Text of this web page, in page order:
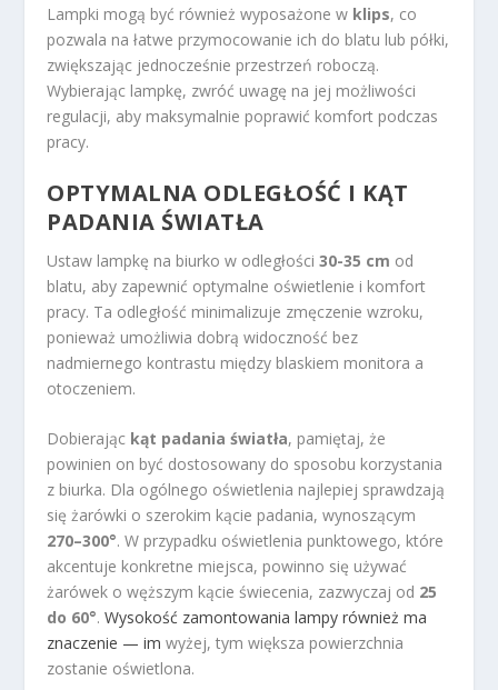
Lampki mogą być również wyposażone w klips, co
pozwala na łatwe przymocowanie ich do blatu lub półki,
zwiększając jednocześnie przestrzeń roboczą.
Wybierając lampkę, zwróć uwagę na jej możliwości
regulacji, aby maksymalnie poprawić komfort podczas
pracy.
OPTYMALNA ODLEGŁOŚĆ I KĄT
PADANIA ŚWIATŁA
Ustaw lampkę na biurko w odległości30-35 cm od
blatu, aby zapewnić optymalne oświetlenie i komfort
pracy. Ta odległość minimalizuje zmęczenie wzroku,
ponieważ umożliwia dobrą widoczność bez
nadmiernego kontrastu między blaskiem monitora a
otoczeniem.
Dobierając kąt padania światła, pamiętaj, że
powinien on być dostosowany do sposobu korzystania
z biurka. Dla ogólnego oświetlenia najlepiej sprawdzają
się żarówki o szerokim kącie padania, wynoszącym
270–300°. W przypadku oświetlenia punktowego, które
akcentuje konkretne miejsca, powinno się używać
żarówek o węższym kącie świecenia, zazwyczaj od 25
do 60°.Wysokość zamontowania lampy również ma
znaczenie — im wyżej, tym większa powierzchnia
zostanie oświetlona.